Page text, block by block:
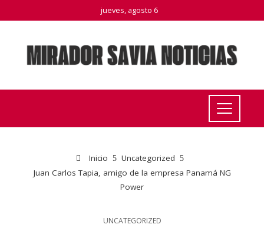
jueves, agosto 6
Inicio
Uncategorized
Juan Carlos Tapia, amigo de la empresa Panamá NG
Power
UNCATEGORIZED